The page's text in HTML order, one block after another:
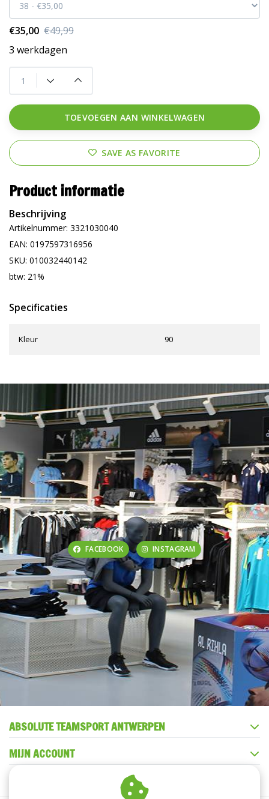
€35,00 €49,99
3 werkdagen
TOEVOEGEN AAN WINKELWAGEN
SAVE AS FAVORITE
Product informatie
Beschrijving
Artikelnummer: 3321030040
EAN: 0197597316956
SKU: 010032440142
btw: 21%
Specificaties
Kleur 90
FACEBOOK INSTAGRAM
ABSOLUTE TEAMSPORT ANTWERPEN
MIJN ACCOUNT